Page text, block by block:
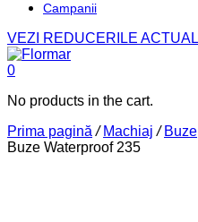
Campanii
VEZI REDUCERILE
0
No products in the cart.
Prima pagină / Machiaj / Buze
Buze Waterproof 235